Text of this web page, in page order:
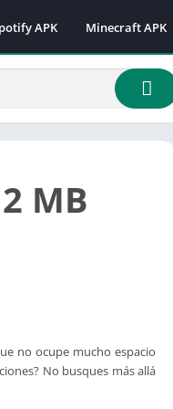
APK
Minecraft APK
Minecraft
Minecraft 1.18
Minecraft 1.18.2
Minecraft 1.19.0
MB
no ocupe mucho espacio
No busques más allá